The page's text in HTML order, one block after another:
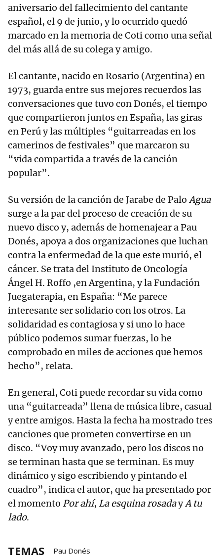
aniversario del fallecimiento del cantante
español, el 9 de junio, y lo ocurrido quedó
marcado en la memoria de Coti como una señal
del más allá de su colega y amigo.
El cantante, nacido en Rosario (Argentina) en
1973, guarda entre sus mejores recuerdos las
conversaciones que tuvo con Donés, el tiempo
que compartieron juntos en España, las giras
en Perú y las múltiples “guitarreadas en los
camerinos de festivales” que marcaron su
“vida compartida a través de la canción
popular”.
Su versión de la canción de Jarabe de PaloAgua
surge a la par del proceso de creación de su
nuevo disco y, además de homenajear a Pau
Donés, apoya a dos organizaciones que luchan
contra la enfermedad de la que este murió, el
cáncer. Se trata del Instituto de Oncología
Ángel H. Roffo ,en Argentina, y la Fundación
Juegaterapia, en España: “Me parece
interesante ser solidario con los otros. La
solidaridad es contagiosa y si uno lo hace
público podemos sumar fuerzas, lo he
comprobado en miles de acciones que hemos
hecho”, relata.
En general, Coti puede recordar su vida como
una “guitarreada” llena de música libre, casual
y entre amigos. Hasta la fecha ha mostrado tres
canciones que prometen convertirse en un
disco. “Voy muy avanzado, pero los discos no
se terminan hasta que se terminan. Es muy
dinámico y sigo escribiendo y pintando el
cuadro”, indica el autor, que ha presentado por
el momento Por ahí, La esquina rosadayA tu
lado.
TEMAS Pau Donés